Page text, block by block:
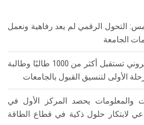
التحول الرقمي لم يعد رفاهية ونعمل
الجامعة
معامل التنسيق الإلكتروني تستقبل أكثر من 1000 طالبًا وطالبة
الأولى لتنسيق القبول بالجامعات
والمعلومات يحصد المركز الأول في
لابتكار حلول ذكية في قطاع الطاقة